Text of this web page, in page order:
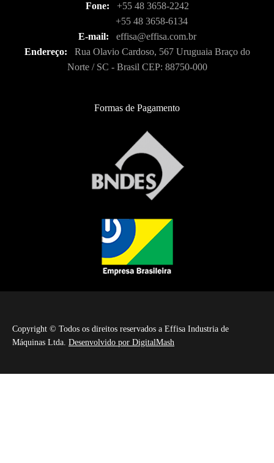
Fone:
+55 48 3658-2242
+55 48 3658-6134
E-mail:
effisa@effisa.com.br
Endereço:
Rua Olavio Cardoso, 567 Uruguaia Braço do
Norte / SC - Brasil CEP: 88750-000
Formas de Pagamento
Copyright © Todos os direitos reservados a Effisa Industria de
Máquinas Ltda. Desenvolvido por DigitalMash